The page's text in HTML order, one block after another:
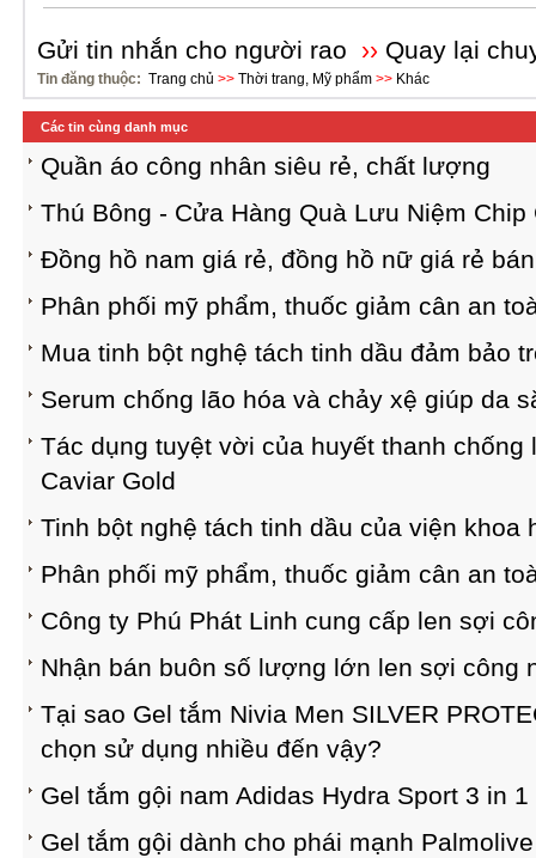
Gửi tin nhắn cho người rao ›› Quay lại
Tin đăng thuộc: Trang chủ >> Thời trang, Mỹ phẩm >> Khác
Các tin cùng danh mục
Quần áo công nhân siêu rẻ, chất lượng
Thú Bông - Cửa Hàng Quà Lưu Niệm Chip
Đồng hồ nam giá rẻ, đồng hồ nữ giá rẻ
Phân phối mỹ phẩm, thuốc giảm cân an
Mua tinh bột nghệ tách tinh dầu đảm bảo
Serum chống lão hóa và chảy xệ giúp da
Tác dụng tuyệt vời của huyết thanh chống
Caviar Gold
Tinh bột nghệ tách tinh dầu của viện khoa
Phân phối mỹ phẩm, thuốc giảm cân an
Công ty Phú Phát Linh cung cấp len sợi
Nhận bán buôn số lượng lớn len sợi công
Tại sao Gel tắm Nivia Men SILVER
chọn sử dụng nhiều đến vậy?
Gel tắm gội nam Adidas Hydra Sport 3 in
Gel tắm gội dành cho phái mạnh